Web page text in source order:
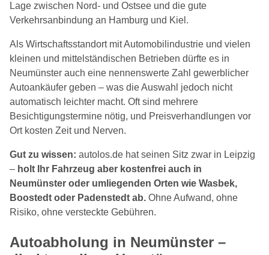
Lage zwischen Nord- und Ostsee und die gute
Verkehrsanbindung an Hamburg und Kiel.
Als Wirtschaftsstandort mit Automobilindustrie und vielen
kleinen und mittelständischen Betrieben dürfte es in
Neumünster auch eine nennenswerte Zahl gewerblicher
Autoankäufer geben – was die Auswahl jedoch nicht
automatisch leichter macht. Oft sind mehrere
Besichtigungstermine nötig, und Preisverhandlungen vor
Ort kosten Zeit und Nerven.
Gut zu wissen: autolos.de hat seinen Sitz zwar in Leipzig
– holt Ihr Fahrzeug aber kostenfrei auch in
Neumünster oder umliegenden Orten wie Wasbek,
Boostedt oder Padenstedt ab. Ohne Aufwand, ohne
Risiko, ohne versteckte Gebühren.
Autoabholung in Neumünster –